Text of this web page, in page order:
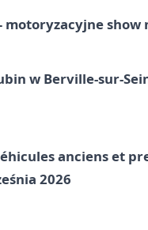
motoryzacyjne
w Berville-sur-
anciens et
2026